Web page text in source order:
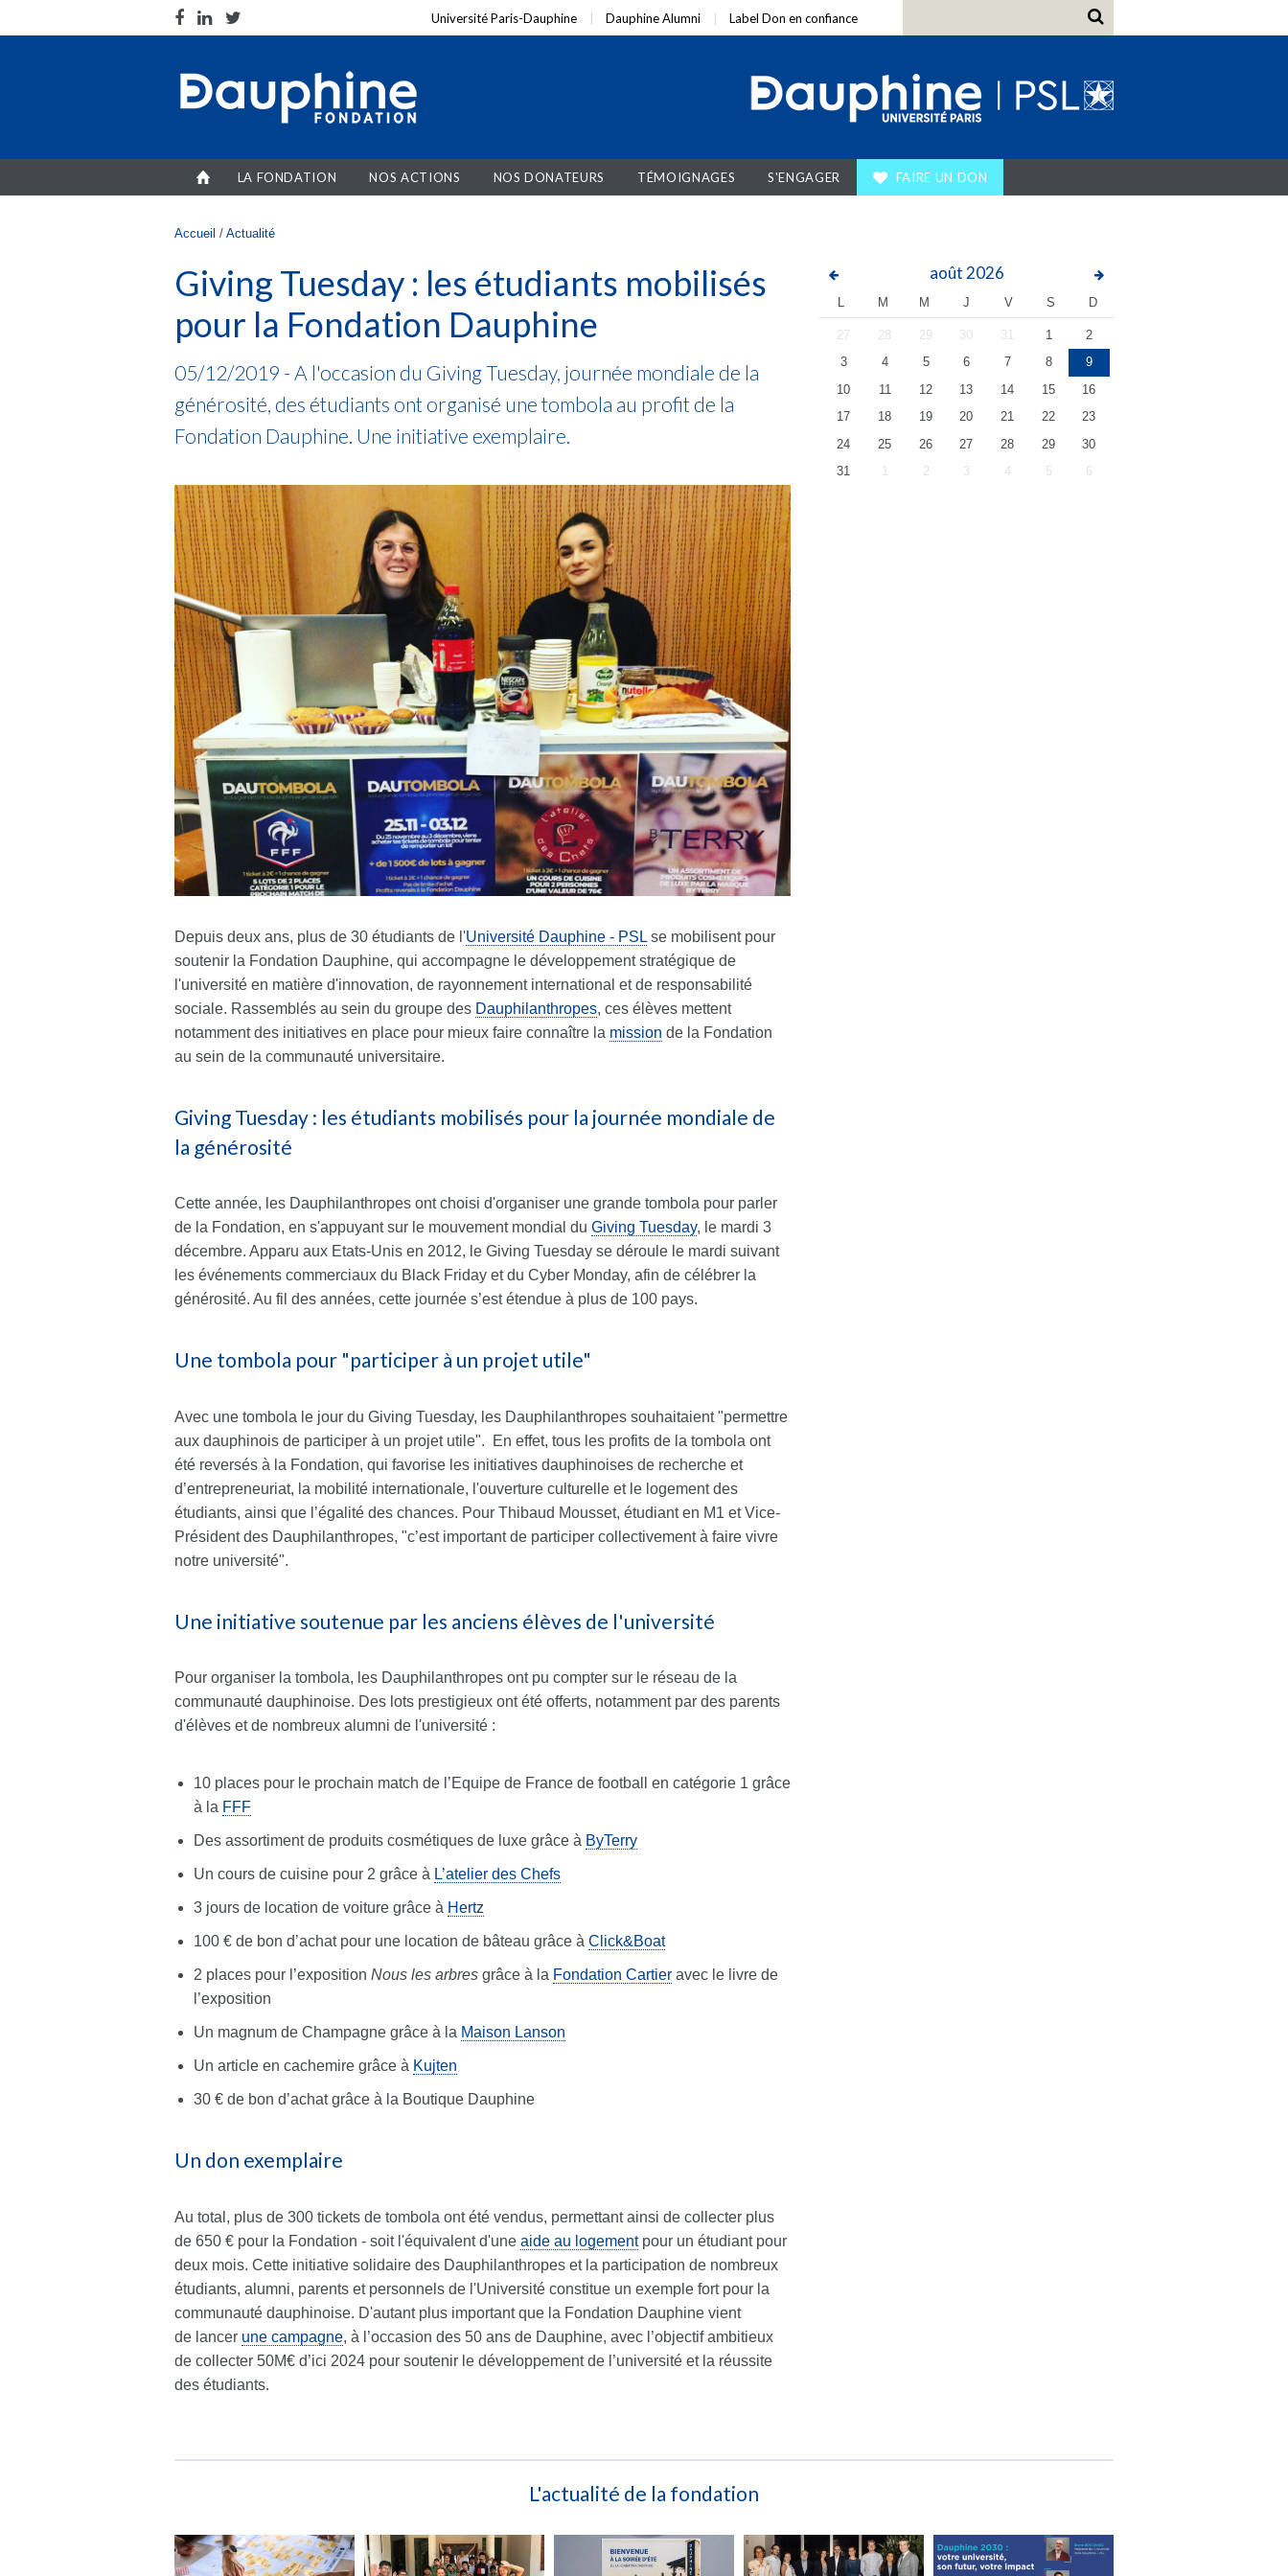
Université Paris-Dauphine Dauphine Alumni Label Don en confiance
LA FONDATION NOS ACTIONS NOS DONATEURS TÉMOIGNAGES S'ENGAGER FAIRE UN DON
Vous êtes ici
Accueil / Actualité
Giving Tuesday : les étudiants mobilisés
pour la Fondation Dauphine
05/12/2019 - A l'occasion du Giving Tuesday, journée mondiale de la
générosité, des étudiants ont organisé une tombola au profit de la
Fondation Dauphine. Une initiative exemplaire.
Depuis deux ans, plus de 30 étudiants de l'Université Dauphine - PSL se mobilisent pour
soutenir la Fondation Dauphine, qui accompagne le développement stratégique de
l'université en matière d'innovation, de rayonnement international et de responsabilité
sociale. Rassemblés au sein du groupe des Dauphilanthropes, ces élèves mettent
notamment des initiatives en place pour mieux faire connaître la mission de la Fondation
au sein de la communauté universitaire.
Giving Tuesday : les étudiants mobilisés pour la journée mondiale de
la générosité
Cette année, les Dauphilanthropes ont choisi d'organiser une grande tombola pour parler
de la Fondation, en s'appuyant sur le mouvement mondial du Giving Tuesday, le mardi 3
décembre. Apparu aux Etats-Unis en 2012, le Giving Tuesday se déroule le mardi suivant
les événements commerciaux du Black Friday et du Cyber Monday, afin de célébrer la
générosité. Au fil des années, cette journée s’est étendue à plus de 100 pays.
Une tombola pour "participer à un projet utile"
Avec une tombola le jour du Giving Tuesday, les Dauphilanthropes souhaitaient "permettre
aux dauphinois de participer à un projet utile". En effet, tous les profits de la tombola ont
été reversés à la Fondation, qui favorise les initiatives dauphinoises de recherche et
d’entrepreneuriat, la mobilité internationale, l'ouverture culturelle et le logement des
étudiants, ainsi que l’égalité des chances. Pour Thibaud Mousset, étudiant en M1 et Vice-
Président des Dauphilanthropes, "c’est important de participer collectivement à faire vivre
notre université".
Une initiative soutenue par les anciens élèves de l'université
Pour organiser la tombola, les Dauphilanthropes ont pu compter sur le réseau de la
communauté dauphinoise. Des lots prestigieux ont été offerts, notamment par des parents
d'élèves et de nombreux alumni de l'université :
10 places pour le prochain match de l’Equipe de France de football en catégorie 1 grâce
à la FFF
Des assortiment de produits cosmétiques de luxe grâce à ByTerry
Un cours de cuisine pour 2 grâce à L’atelier des Chefs
3 jours de location de voiture grâce à Hertz
100 € de bon d’achat pour une location de bâteau grâce à Click&Boat
2 places pour l’exposition Nous les arbres grâce à la Fondation Cartier avec le livre de
l’exposition
Un magnum de Champagne grâce à la Maison Lanson
Un article en cachemire grâce à Kujten
30 € de bon d’achat grâce à la Boutique Dauphine
Un don exemplaire
Au total, plus de 300 tickets de tombola ont été vendus, permettant ainsi de collecter plus
de 650 € pour la Fondation - soit l'équivalent d'une aide au logementpour un étudiant pour
deux mois. Cette initiative solidaire des Dauphilanthropes et la participation de nombreux
étudiants, alumni, parents et personnels de l'Université constitue un exemple fort pour la
communauté dauphinoise. D'autant plus important que la Fondation Dauphine vient
de lancer une campagne, à l’occasion des 50 ans de Dauphine, avec l’objectif ambitieux
de collecter 50M€ d’ici 2024 pour soutenir le développement de l’université et la réussite
des étudiants.
août 2026
L M M J V S D
27 28 29 30 31 1
2
3
4 5 6 7 8
9
10
11 12 13 14 15
16
17
18 19 20 21 22
23
24
25 26 27 28 29
30
31
1 2 3 4 5 6
L'actualité de la fondation